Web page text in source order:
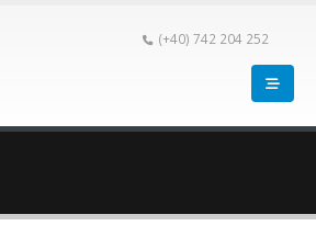
(+40) 742 204 252